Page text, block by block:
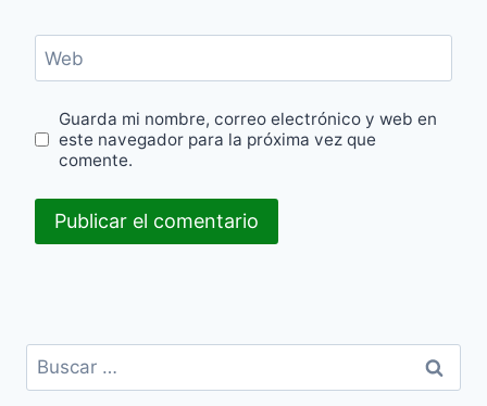
Web
Guarda mi nombre, correo electrónico y web en
este navegador para la próxima vez que
comente.
Buscar: